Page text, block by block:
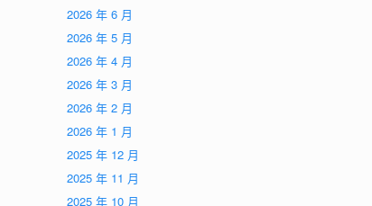
2026 年 6 月
2026 年 5 月
2026 年 4 月
2026 年 3 月
2026 年 2 月
2026 年 1 月
2025 年 12 月
2025 年 11 月
2025 年 10 月